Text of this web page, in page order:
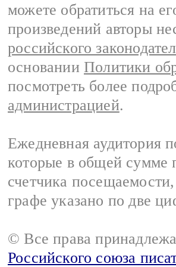
можете обратиться на
произведений авторы
российского
основании Политики
посмотреть более
администрацией.
Ежедневная аудитория
которые в общей сумме
счетчика
графе указано по две
© Все права
Российского союза